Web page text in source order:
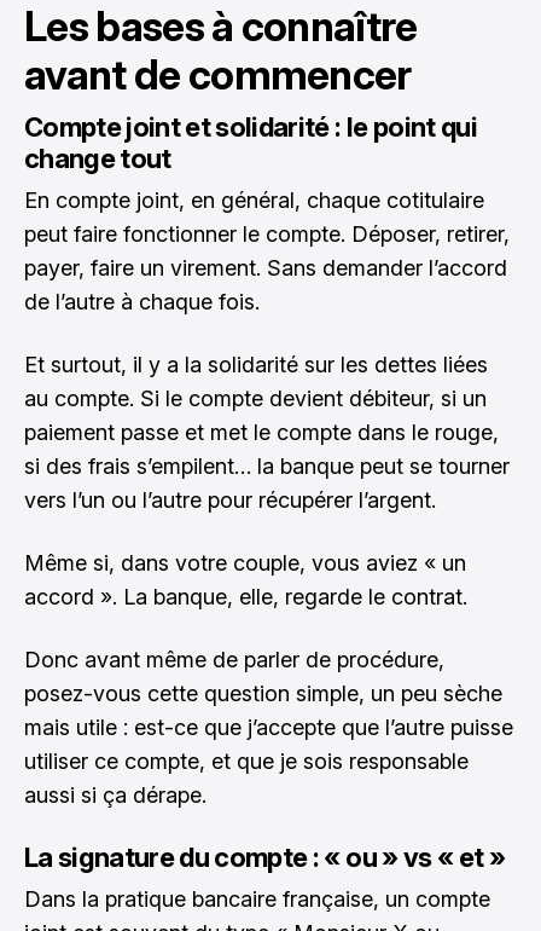
Les bases à connaître
avant de commencer
Compte joint et solidarité : le point qui
change tout
En compte joint, en général, chaque cotitulaire
peut faire fonctionner le compte. Déposer, retirer,
payer, faire un virement. Sans demander l’accord
de l’autre à chaque fois.
Et surtout, il y a la solidarité sur les dettes liées
au compte. Si le compte devient débiteur, si un
paiement passe et met le compte dans le rouge,
si des frais s’empilent… la banque peut se tourner
vers l’un ou l’autre pour récupérer l’argent.
Même si, dans votre couple, vous aviez « un
accord ». La banque, elle, regarde le contrat.
Donc avant même de parler de procédure,
posez-vous cette question simple, un peu sèche
mais utile : est-ce que j’accepte que l’autre puisse
utiliser ce compte, et que je sois responsable
aussi si ça dérape.
La signature du compte : « ou » vs « et »
Dans la pratique bancaire française, un compte